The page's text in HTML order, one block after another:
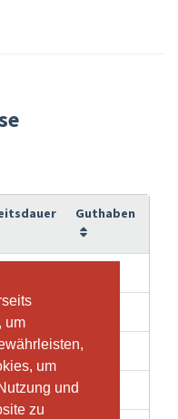
um
um
und
zu
um
um
und
zu
Guthaben
30
5